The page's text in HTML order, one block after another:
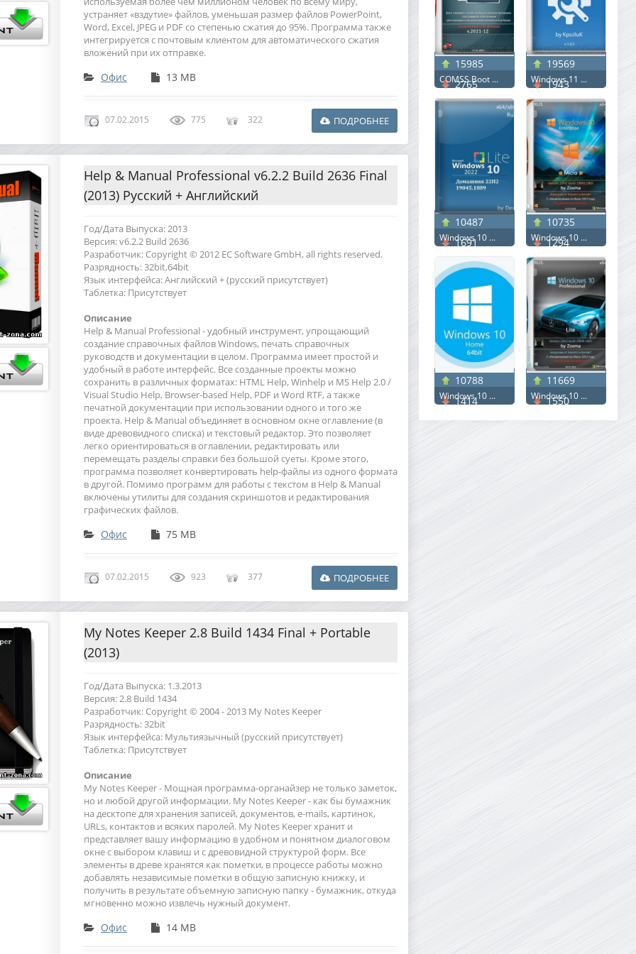
устраняет «вздутие» файлов, уменьшая размер файлов PowerPoint,
Word, Excel, JPEG и PDF со степенью сжатия до 95%. Программа также
интегрируется с почтовым клиентом для автоматического сжатия
вложений при их отправке.
Офис 13 MB
07.02.2015 775 322 ПОДРОБНЕЕ
Help & Manual Professional v6.2.2 Build 2636 Final
(2013) Русский + Английский
Год/Дата Выпуска: 2013
Версия: v6.2.2 Build 2636
Разработчик: Copyright © 2012 EC Software GmbH, all rights reserved.
Разрядность: 32bit,64bit
Язык интерфейса: Английский + (русский присутствует)
Таблетка: Присутствует
Описание
Help & Manual Professional - удобный инструмент, упрощающий
создание справочных файлов Windows, печать справочных
руководств и документации в целом. Программа имеет простой и
удобный в работе интерфейс. Все созданные проекты можно
сохранить в различных форматах: HTML Help, Winhelp и MS Help 2.0 /
Visual Studio Help, Browser-based Help, PDF и Word RTF, а также
печатной документации при использовании одного и того же
проекта. Help & Manual объединяет в основном окне оглавление (в
виде древовидного списка) и текстовый редактор. Это позволяет
легко ориентироваться в оглавлении, редактировать или
перемещать разделы справки без большой суеты. Кроме этого,
программа позволяет конвертировать help-файлы из одного формата
в другой. Помимо программ для работы с текстом в Help & Manual
включены утилиты для создания скриншотов и редактирования
графических файлов.
Офис 75 MB
07.02.2015 923 377 ПОДРОБНЕЕ
My Notes Keeper 2.8 Build 1434 Final + Portable
(2013)
Год/Дата Выпуска: 1.3.2013
Версия: 2.8 Build 1434
Разработчик: Copyright © 2004 - 2013 My Notes Keeper
Разрядность: 32bit
Язык интерфейса: Мультиязычный (русский присутствует)
Таблетка: Присутствует
Описание
My Notes Keeper - Мощная программа-органайзер не только заметок,
но и любой другой информации. My Notes Keeper - как бы бумажник
на десктопе для хранения записей, документов, e-mails, картинок,
URLs, контактов и всяких паролей. My Notes Keeper хранит и
представляет вашу информацию в удобном и понятном диалоговом
окне с выбором клавиш и с древовидной структурой форм. Все
элементы в древе хранятся как пометки, в процессе работы можно
добавлять независимые пометки в общую записную книжку, и
получить в результате объемную записную папку - бумажник, откуда
мгновенно можно извлечь нужный документ.
Офис 14 MB
15985
2765
COMSS Boot ...
19569
1943
Windows 11 ...
10487
1691
Windows 10 ...
10735
1294
Windows 10 ...
10788
1414
Windows 10 ...
11669
1550
Windows 10 ...